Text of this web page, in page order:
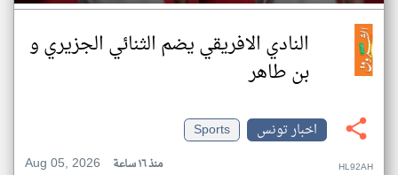
النادي الافريقي يضم الثنائي الجزيري و
بن طاهر
اخبار تونس
Sports
Aug 05, 2026
منذ ١٦ ساعة HL92AH